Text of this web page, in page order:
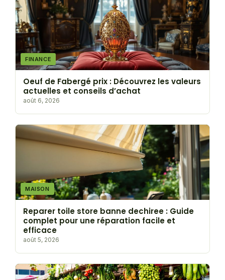
FINANCE
Oeuf de Fabergé prix : Découvrez les valeurs
actuelles et conseils d’achat
août 6, 2026
MAISON
Reparer toile store banne dechiree : Guide
complet pour une réparation facile et
efficace
août 5, 2026